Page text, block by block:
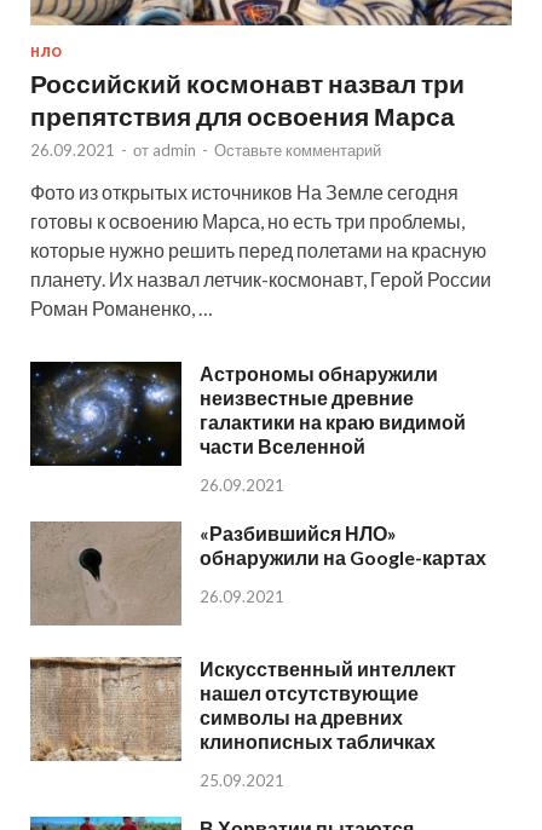
НЛО
Российский космонавт назвал три
препятствия для освоения Марса
26.09.2021 - от admin - Оставьте комментарий
Фото из открытых источников На Земле сегодня
готовы к освоению Марса, но есть три проблемы,
которые нужно решить перед полетами на красную
планету. Их назвал летчик-космонавт, Герой России
Роман Романенко, …
Астрономы обнаружили
неизвестные древние
галактики на краю видимой
части Вселенной
26.09.2021
«Разбившийся НЛО»
обнаружили на Google-картах
26.09.2021
Искусственный интеллект
нашел отсутствующие
символы на древних
клинописных табличках
25.09.2021